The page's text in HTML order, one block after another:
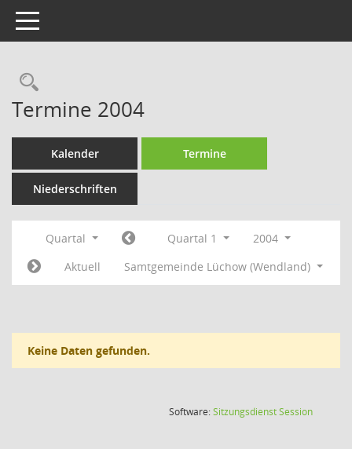
Toggle navigation
Rechercheauswahl
Termine 2004
Kalender Termine
Niederschriften
Quartal Quartal 1
2004
Aktuell
Samtgemeinde Lüchow (Wendland)
Keine Daten gefunden.
Software:SitzungsdienstSession(Wird in